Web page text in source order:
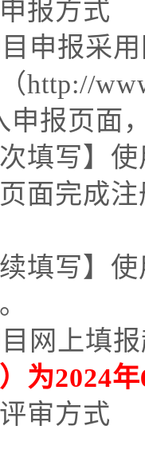
方式
申报采
http://
申报页面
写】使
面完成
写】使
网上填
为2024
方式